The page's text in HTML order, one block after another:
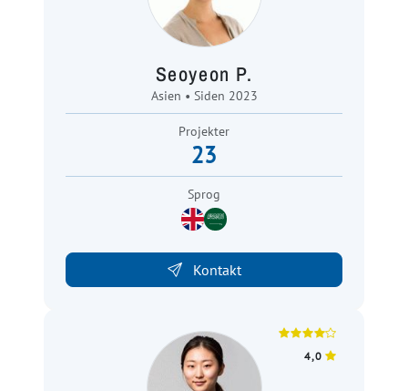
Seoyeon P.
Asien • Siden 2023
Projekter
23
Sprog
Kontakt
4,0